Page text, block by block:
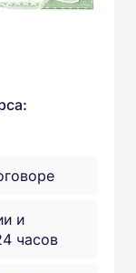
и
часов